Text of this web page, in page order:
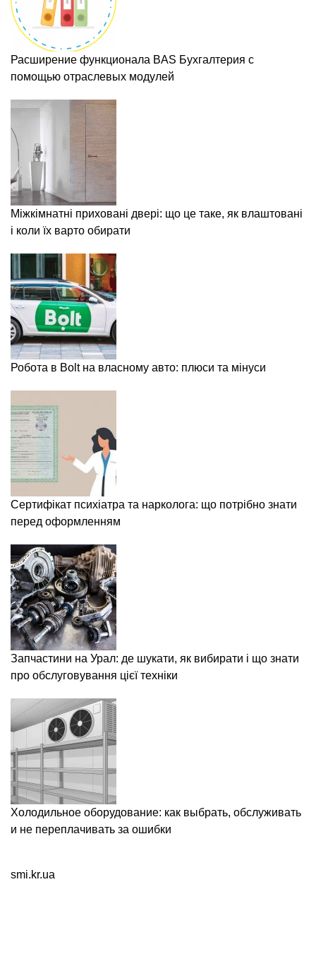
Расширение функционала BAS Бухгалтерия с
помощью отраслевых модулей
Міжкімнатні приховані двері: що це таке, як влаштовані
і коли їх варто обирати
Робота в Bolt на власному авто: плюси та мінуси
Сертифікат психіатра та нарколога: що потрібно знати
перед оформленням
Запчастини на Урал: де шукати, як вибирати і що знати
про обслуговування цієї техніки
Холодильное оборудование: как выбрать, обслуживать
и не переплачивать за ошибки
smi.kr.ua